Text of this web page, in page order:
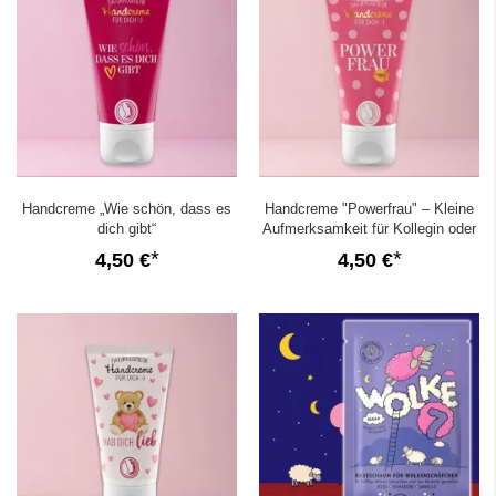
Handcreme „Wie schön, dass es
dich gibt“
4,50 €
Handcreme "Powerfrau" – Kleine
Aufmerksamkeit für Kollegin oder
Freundin
4,50 €